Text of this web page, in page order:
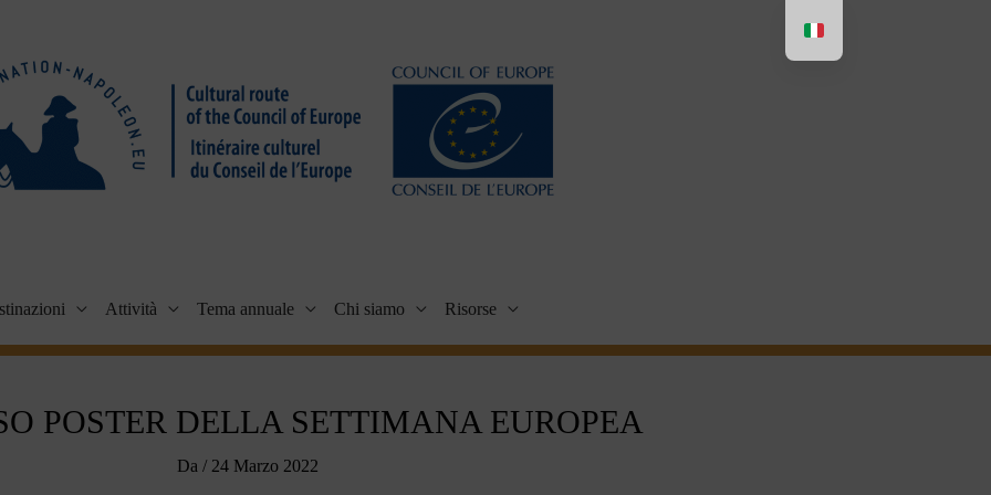
Attività Tema annuale Chi siamo Risorse
POSTER DELLA SETTIMANA EUROPEA
Da / 24 Marzo 2022